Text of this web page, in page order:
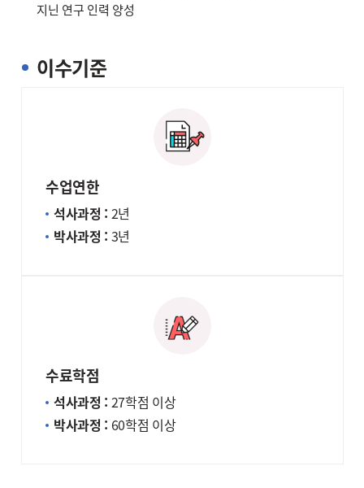
지닌 연구 인력 양성
이수기준
수업연한
석사과정 : 2년
박사과정 : 3년
수료학점
석사과정 : 27학점 이상
박사과정 : 60학점 이상